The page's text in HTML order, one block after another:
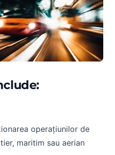
operațiunilor de
maritim sau aerian